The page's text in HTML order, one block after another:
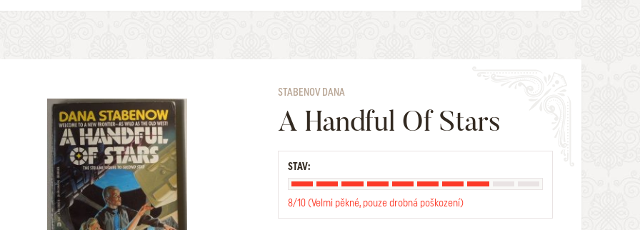
STABENOV DANA
A Handful Of Stars
STAV:
8/10 (Velmi pěkné, pouze drobná poškození)